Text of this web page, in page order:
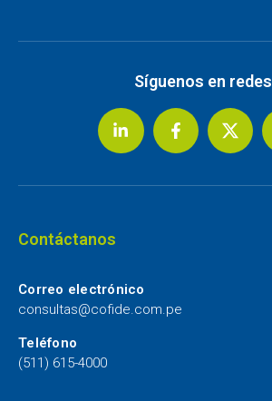
Síguenos en redes
Contáctanos
Correo electrónico
consultas@cofide.com.pe
Teléfono
(511) 615-4000